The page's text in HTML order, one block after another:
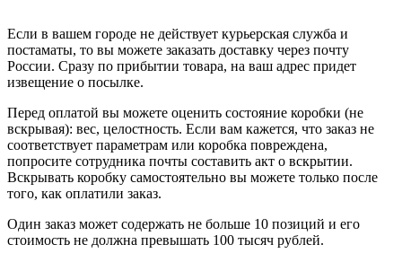
Если в вашем городе не действует курьерская служба и
постаматы, то вы можете заказать доставку через почту
России. Сразу по прибытии товара, на ваш адрес придет
извещение о посылке.
Перед оплатой вы можете оценить состояние коробки (не
вскрывая): вес, целостность. Если вам кажется, что заказ не
соответствует параметрам или коробка повреждена,
попросите сотрудника почты составить акт о вскрытии.
Вскрывать коробку самостоятельно вы можете только после
того, как оплатили заказ.
Один заказ может содержать не больше 10 позиций и его
стоимость не должна превышать 100 тысяч рублей.